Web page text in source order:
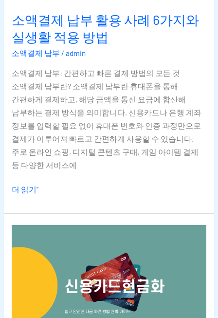
소액결제 납부 활용 사례 6가지와
실생활 적용 방법
소액결제 납부 / admin
소액결제 납부: 간편하고 빠른 결제 방법의 모든 것
소액결제 납부란? 소액결제 납부란 휴대폰을 통해
간편하게 결제하고, 해당 금액을 통신 요금에 합산해
납부하는 결제 방식을 의미합니다. 신용카드나 은행 계좌
정보를 입력할 필요 없이 휴대폰 번호와 인증 과정만으로
결제가 이루어져 빠르고 간편하게 사용할 수 있습니다.
주로 온라인 쇼핑, 디지털 콘텐츠 구매, 게임 아이템 결제
등 다양한 서비스에
더 읽기"